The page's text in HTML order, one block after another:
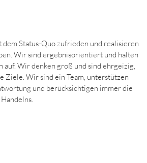
Status-Quo zufrieden und realisieren
Wir sind ergebnisorientiert und halten
auf. Wir denken groß und sind ehrgeizig,
Ziele. Wir sind ein Team, unterstützen
und berücksichtigen immer die